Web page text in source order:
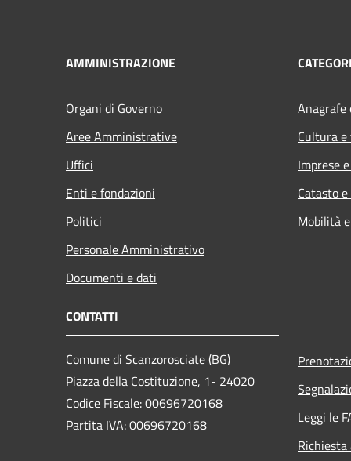
AMMINISTRAZIONE
Organi di Governo
Aree Amministrative
Uffici
Enti e fondazioni
Politici
Personale Amministrativo
Documenti e dati
Cultura
Imprese
Catasto
Mobilità
CONTATTI
Comune di Scanzorosciate (BG)
Piazza della Costituzione, 1- 24020
Codice Fiscale: 00696720168
Partita IVA: 00696720168
Leggi le